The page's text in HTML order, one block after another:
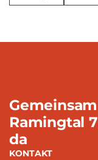
Ramingtal
da
KONTAKT